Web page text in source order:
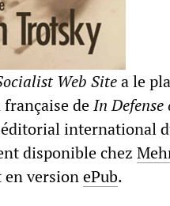
Web Sitea le
deIn
international
disponible chez
en versionePub.